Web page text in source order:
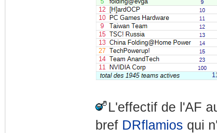
L'effectif de l'AF
bref DRflamios qui